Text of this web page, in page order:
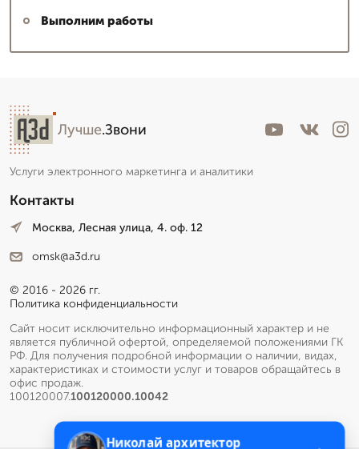
Выполним работы
Лучше.Звони
Услуги электронного маркетинга и аналитики
Контакты
Москва, Лесная улица, 4. оф. 12
omsk@a3d.ru
© 2016 - 2026 гг.
Политика конфиденциальности
Сайт носит исключительно информационный характер и не
является публичной офертой, определяемой положениями ГК
РФ. Для получения подробной информации о наличии, видах,
характеристиках и стоимости услуг и товаров обращайтесь в
офис продаж.
100120007.100120000.10042
Николай архитектор